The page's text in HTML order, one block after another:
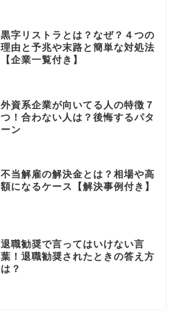
黒字リストラとは？なぜ？４つの
理由と予兆や末路と簡単な対処法
【企業一覧付き】
外資系企業が向いてる人の特徴７
つ！合わない人は？後悔するパタ
ーン
不当解雇の解決金とは？相場や高
額になるケース【解決事例付き】
退職勧奨で言ってはいけない言
葉！退職勧奨されたときの答え方
は？